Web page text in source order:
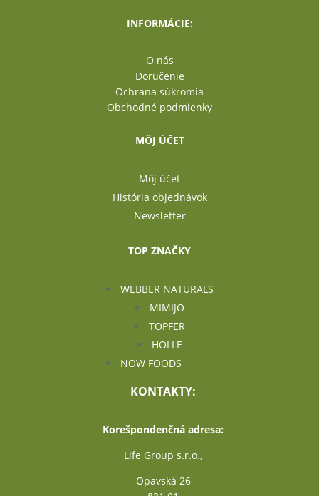
INFORMÁCIE:
O nás
Doručenie
Ochrana súkromia
Obchodné podmienky
MÔJ ÚČET
Môj účet
História objednávok
Newsletter
TOP ZNAČKY
WEBBER NATURALS
MIMIJO
TOPFER
HOLLE
NOW FOODS
KONTAKTY:
Korešpondenčná adresa:
Life Group s.r.o.,
Opavská 26